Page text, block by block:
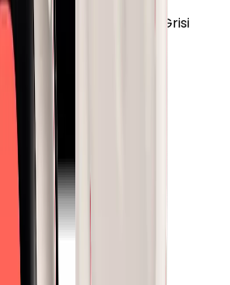
GB 11.5 inç Wi-Fi Uzay Grisi
fiyatlar